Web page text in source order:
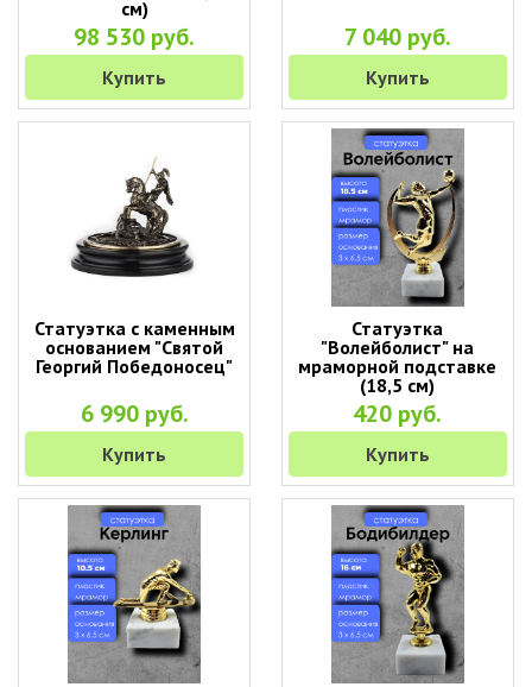
см)
98 530 руб.
Купить
7 040 руб.
Купить
Статуэтка с каменным
основанием "Святой
Георгий Победоносец"
6 990 руб.
Купить
Статуэтка
"Волейболист" на
мраморной подставке
(18,5 см)
420 руб.
Купить